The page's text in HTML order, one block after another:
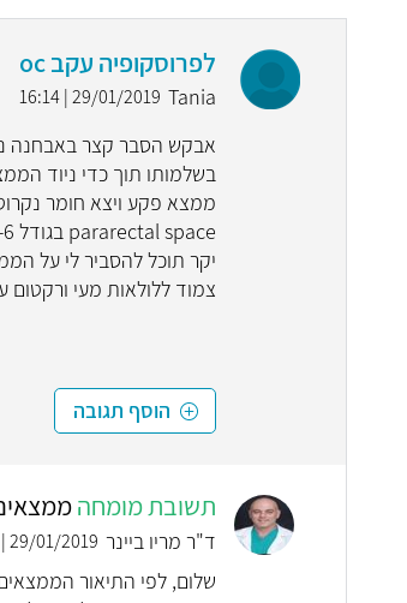
לפרוסקופיה עקב oc
Tania
29/01/2019 | 16:14
בשלמותו תוך כדי ניוד
יקר תוכל להסביר לי על
צמוד ללולאות מעי ורקטום
הוסף תגובה
תשובת מומחה
ד"ר מריו ביינר 29/01/2019 | 18:12
שלום, לפי התיאור